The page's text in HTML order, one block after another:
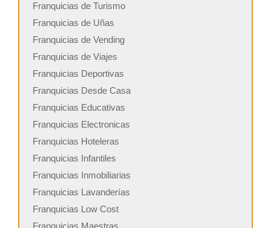
Franquicias de Turismo
Franquicias de Uñas
Franquicias de Vending
Franquicias de Viajes
Franquicias Deportivas
Franquicias Desde Casa
Franquicias Educativas
Franquicias Electronicas
Franquicias Hoteleras
Franquicias Infantiles
Franquicias Inmobiliarias
Franquicias Lavanderías
Franquicias Low Cost